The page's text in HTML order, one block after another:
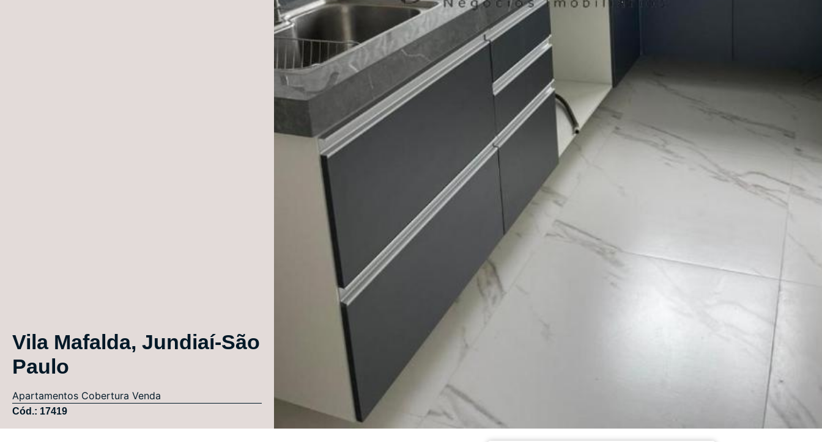
Vila Mafalda, Jundiaí-São
Paulo
Apartamentos Cobertura Venda
Cód.: 17419